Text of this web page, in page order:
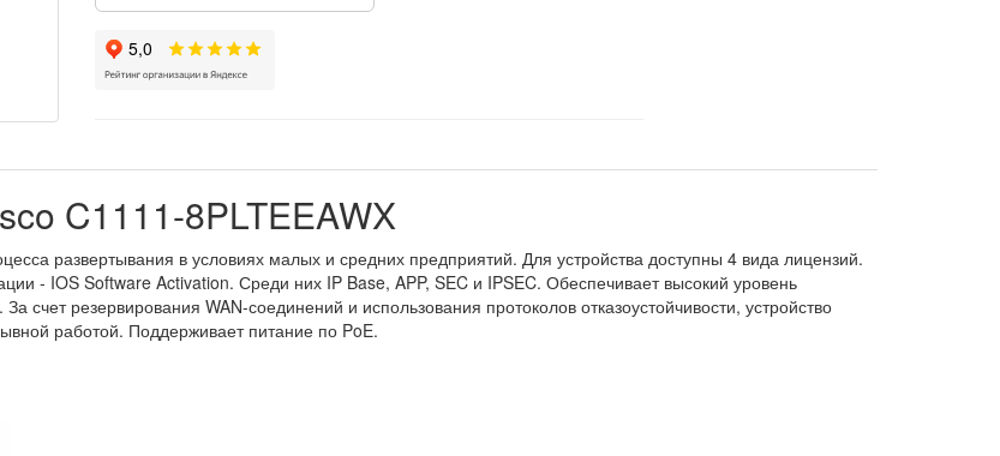
C1111-8PLTEEAWX
развертывания в условиях малых и средних предприятий. Для устройства доступны 4 вида лицензий.
- IOS Software Activation. Среди них IP Base, APP, SEC и IPSEC. Обеспечивает высокий уровень
резервирования WAN-соединений и использования протоколов отказоустойчивости, устройство
работой. Поддерживает питание по PoE.